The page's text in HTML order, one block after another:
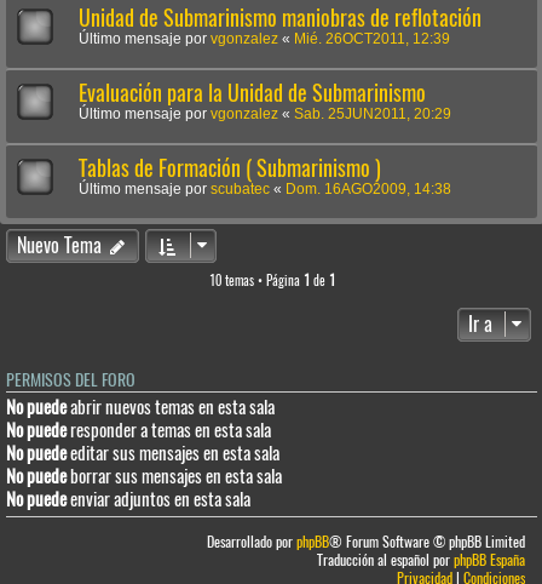
Unidad de Submarinismo maniobras de reflotación
Último mensaje por vgonzalez « Mié. 26OCT2011, 12:39
Evaluación para la Unidad de Submarinismo
Último mensaje por vgonzalez « Sab. 25JUN2011, 20:29
Tablas de Formación ( Submarinismo )
Último mensaje por scubatec « Dom. 16AGO2009, 14:38
Nuevo Tema
10 temas • Página 1 de 1
Ir a
PERMISOS DEL FORO
No puedeabrir nuevos temas en esta sala
No puederesponder a temas en esta sala
No puedeeditar sus mensajes en esta sala
No puedeborrar sus mensajes en esta sala
No puedeenviar adjuntos en esta sala
Desarrollado porphpBB® Forum Software © phpBB Limited
Traducción al español porphpBB España
Privacidad|Condiciones